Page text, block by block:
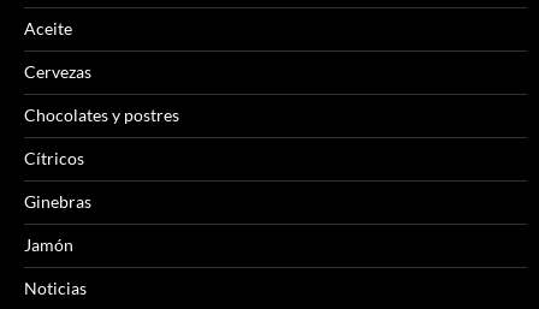
Aceite
Cervezas
Chocolates y postres
Cítricos
Ginebras
Jamón
Noticias